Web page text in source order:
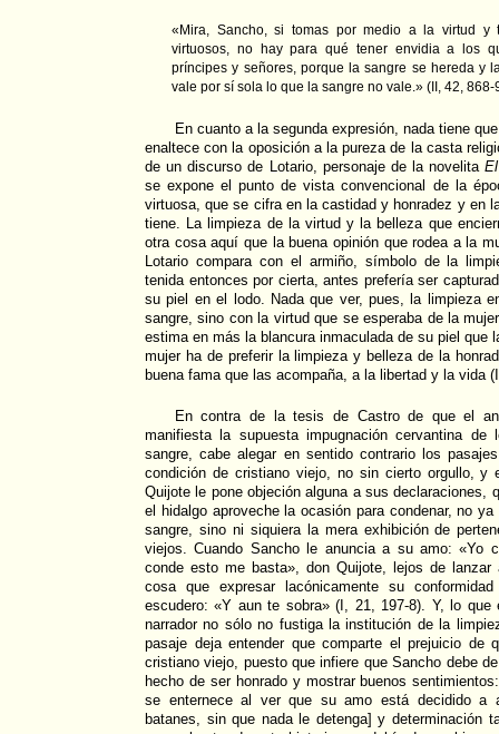
«Mira, Sancho, si tomas por medio a la virtud y
virtuosos, no hay para qué tener envidia a los
príncipes y señores, porque la sangre se hereda y
vale por sí sola lo que la sangre no vale.» (II, 42, 868-
En cuanto a la segunda expresión, nada tiene
enaltece con la oposición a la pureza de la casta
de un discurso de Lotario, personaje de la novelita
se expone el punto de vista convencional de la
virtuosa, que se cifra en la castidad y honradez y en
tiene. La limpieza de la virtud y la belleza que
otra cosa aquí que la buena opinión que rodea a la
Lotario compara con el armiño, símbolo de la
tenida entonces por cierta, antes prefería ser
su piel en el lodo. Nada que ver, pues, la limpieza
sangre, sino con la virtud que se esperaba de la
estima en más la blancura inmaculada de su piel que
mujer ha de preferir la limpieza y belleza de la
buena fama que las acompaña, a la libertad y la vida
En contra de la tesis de Castro de que el
manifiesta la supuesta impugnación cervantina
sangre, cabe alegar en sentido contrario los
condición de cristiano viejo, no sin cierto orgullo, y
Quijote le pone objeción alguna a sus declaraciones,
el hidalgo aproveche la ocasión para condenar, no
sangre, sino ni siquiera la mera exhibición de
viejos. Cuando Sancho le anuncia a su amo: «Yo
conde esto me basta», don Quijote, lejos de lanzar
cosa que expresar lacónicamente su
escudero: «Y aun te sobra» (I, 21, 197-8). Y, lo que
narrador no sólo no fustiga la institución de la
pasaje deja entender que comparte el prejuicio de
cristiano viejo, puesto que infiere que Sancho debe
hecho de ser honrado y mostrar buenos
se enternece al ver que su amo está decidido a
batanes, sin que nada le detenga] y determinación